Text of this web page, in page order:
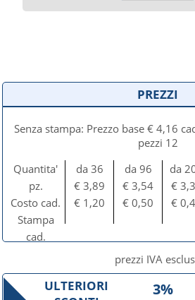
PREZZI
Senza stampa: Prezzo base € 4,16
pezzi 12
Quantita'
pz.
Costo cad.
Stampa
cad.
da 36
€ 3,89
€ 1,20
da 96
€ 3,54
€ 0,50
da
€
€
prezzi IVA
ULTERIORI
3%